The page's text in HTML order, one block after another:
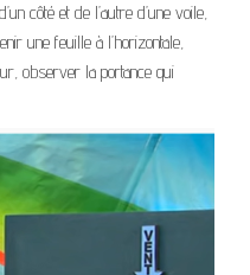
côté et de l’autre d’une voile,
une feuille à l’horizontale,
observer la portance qui